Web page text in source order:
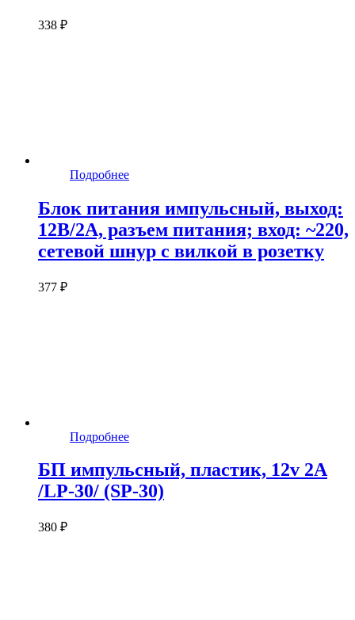
338 ₽
Подробнее
Блок питания импульсный, выход:
12В/2А, разъем питания; вход: ~220,
сетевой шнур с вилкой в розетку
377 ₽
Подробнее
БП импульсный, пластик, 12v 2A
/LP-30/ (SP-30)
380 ₽